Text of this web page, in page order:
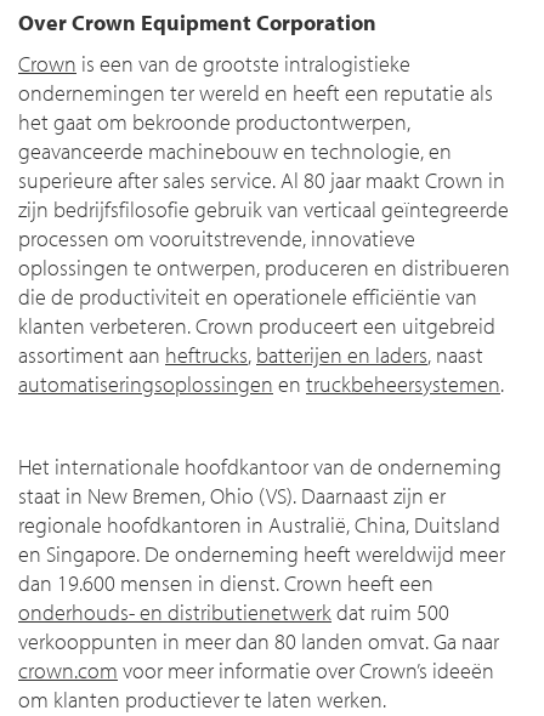
Over Crown Equipment Corporation
Crown is een van de grootste intralogistieke
ondernemingen ter wereld en heeft een reputatie als
het gaat om bekroonde productontwerpen,
geavanceerde machinebouw en technologie, en
superieure after sales service. Al 80 jaar maakt Crown in
zijn bedrijfsfilosofie gebruik van verticaal geïntegreerde
processen om vooruitstrevende, innovatieve
oplossingen te ontwerpen, produceren en distribueren
die de productiviteit en operationele efficiëntie van
klanten verbeteren. Crown produceert een uitgebreid
assortiment aan heftrucks, batterijen en laders, naast
automatiseringsoplossingen en truckbeheersystemen.
Het internationale hoofdkantoor van de onderneming
staat in New Bremen, Ohio (VS). Daarnaast zijn er
regionale hoofdkantoren in Australië, China, Duitsland
en Singapore. De onderneming heeft wereldwijd meer
dan 19.600 mensen in dienst. Crown heeft een
onderhouds- en distributienetwerkdat ruim 500
verkooppunten in meer dan 80 landen omvat. Ga naar
crown.com voor meer informatie over Crown’s ideeën
om klanten productiever te laten werken.